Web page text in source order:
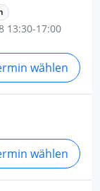
13:30-17:00
wählen
wählen